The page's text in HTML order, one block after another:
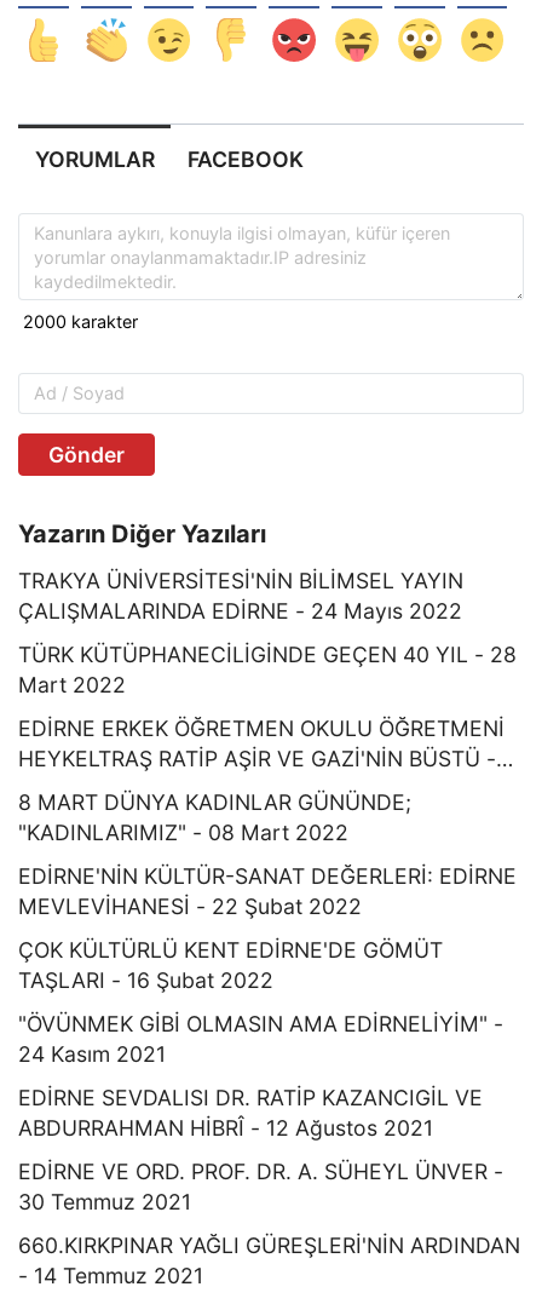
YORUMLAR FACEBOOK
Gönder
Yazarın Diğer Yazıları
TRAKYA ÜNİVERSİTESİ'NİN BİLİMSEL YAYIN
ÇALIŞMALARINDA EDİRNE - 24 Mayıs 2022
TÜRK KÜTÜPHANECİLİGİNDE GEÇEN 40 YIL - 28
Mart 2022
EDİRNE ERKEK ÖĞRETMEN OKULU ÖĞRETMENİ
HEYKELTRAŞ RATİP AŞİR VE GAZİ'NİN BÜSTÜ -
18 Mart 2022
8 MART DÜNYA KADINLAR GÜNÜNDE;
"KADINLARIMIZ" - 08 Mart 2022
EDİRNE'NİN KÜLTÜR-SANAT DEĞERLERİ: EDİRNE
MEVLEVİHANESİ - 22 Şubat 2022
ÇOK KÜLTÜRLÜ KENT EDİRNE'DE GÖMÜT
TAŞLARI - 16 Şubat 2022
"ÖVÜNMEK GİBİ OLMASIN AMA EDİRNELİYİM" -
24 Kasım 2021
EDİRNE SEVDALISI DR. RATİP KAZANCIGİL VE
ABDURRAHMAN HİBRÎ - 12 Ağustos 2021
EDİRNE VE ORD. PROF. DR. A. SÜHEYL ÜNVER -
30 Temmuz 2021
660.KIRKPINAR YAĞLI GÜREŞLERİ'NİN ARDINDAN
- 14 Temmuz 2021